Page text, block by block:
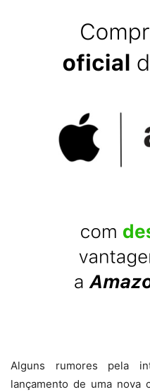
Alguns rumores pela
lançamento de uma nova